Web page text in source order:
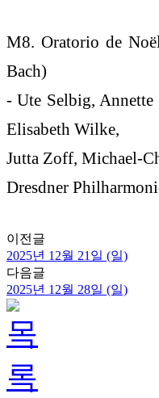
M8. Oratorio de
Bach)
- Ute Selbig,
Elisabeth Wilke,
Jutta Zoff, Michael-
Dresdner
이전글
2025년 12월 21일 (일)
다음글
2025년 12월 28일 (일)